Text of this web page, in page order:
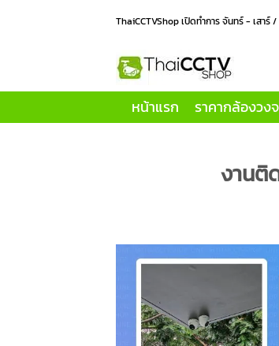
ThaiCCTVShop เปิดทำการ จันทร์ - เสา
หน้าแรก ราคากล้องวง
งานติ